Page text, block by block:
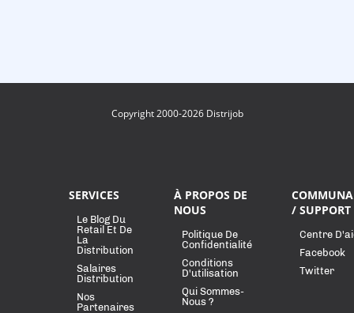
Copyright 2000-2026 Distrijob
SERVICES
Le Blog Du
Retail Et De
La
Distribution
Salaires
Distribution
Nos
Partenaires
À PROPOS DE
NOUS
Politique De
Confidentialité
Conditions
D'utilisation
Qui Sommes-
Nous ?
/ SUPPORT
Centre
Facebook
Twitter